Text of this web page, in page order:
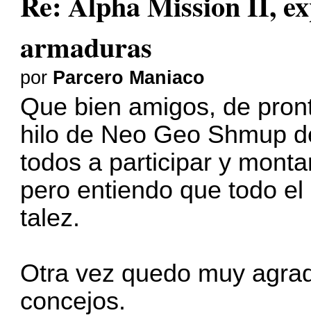
armaduras
por Parcero Maniaco
Que bien amigos, de
hilo de Neo Geo Shmup
todos a participar y
pero entiendo que todo
talez.
Otra vez quedo muy
concejos.